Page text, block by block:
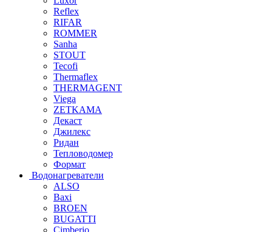
Reflex
RIFAR
ROMMER
Sanha
STOUT
Tecofi
Thermaflex
THERMAGENT
Viega
ZETKAMA
Декаст
Джилекс
Ридан
Тепловодомер
Формат
Водонагреватели
ALSO
Baxi
BROEN
BUGATTI
Cimberio